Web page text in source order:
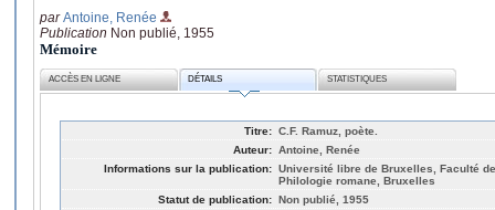
parAntoine, Renée
Publication Non publié, 1955
Mémoire
ACCÈS EN LIGNE DÉTAILS STATISTIQUES
Titre: C.F. Ramuz, poète.
Auteur: Antoine, Renée
Informations sur la publication: Université libre de Bruxelles, Faculté
Philologie romane, Bruxelles
Statut de publication: Non publié, 1955